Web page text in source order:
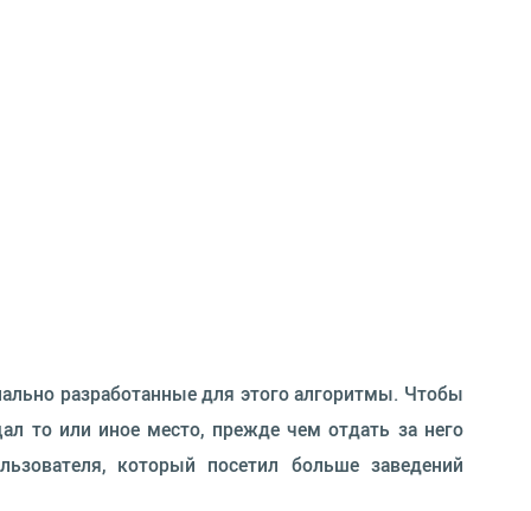
разработанные для этого алгоритмы. Чтобы
то или иное место, прежде чем отдать за него
который посетил больше заведений